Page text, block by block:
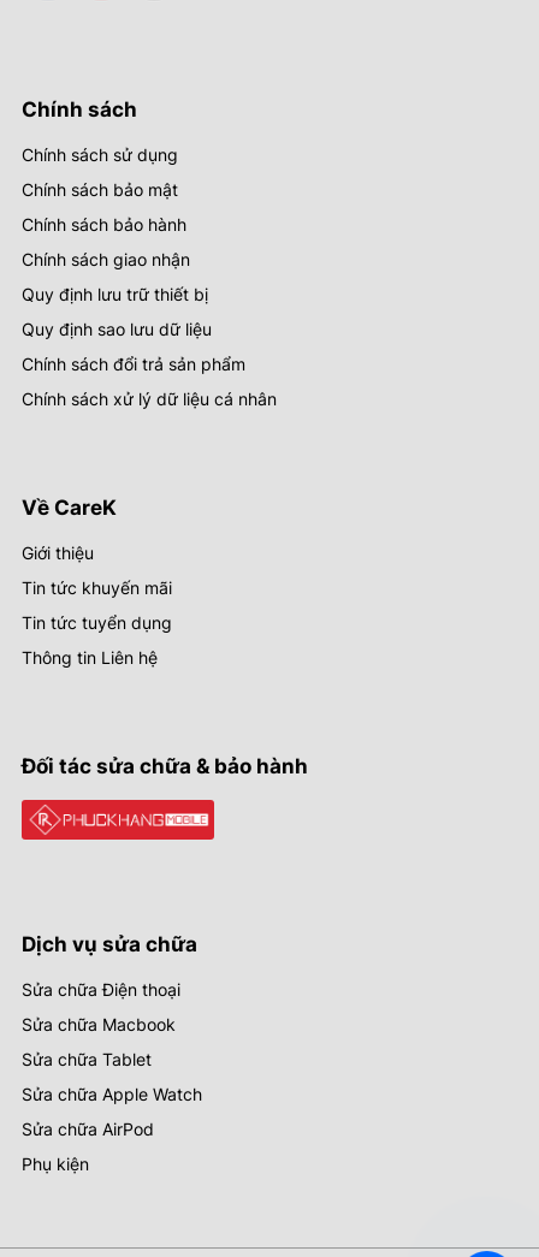
Chính sách
Chính sách sử dụng
Chính sách bảo mật
Chính sách bảo hành
Chính sách giao nhận
Quy định lưu trữ thiết bị
Quy định sao lưu dữ liệu
Chính sách đổi trả sản phẩm
Chính sách xử lý dữ liệu cá nhân
Về CareK
Giới thiệu
Tin tức khuyến mãi
Tin tức tuyển dụng
Thông tin Liên hệ
Đối tác sửa chữa & bảo hành
Dịch vụ sửa chữa
Sửa chữa Điện thoại
Sửa chữa Macbook
Sửa chữa Tablet
Sửa chữa Apple Watch
Sửa chữa AirPod
Phụ kiện